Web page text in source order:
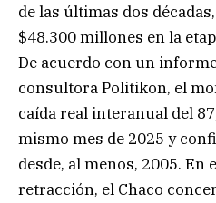
de las últimas dos
$48.300 millones en la
De acuerdo con un
consultora Politikon, el
caída real interanual del
mismo mes de 2025 y
desde, al menos, 2005. En
retracción, el Chaco